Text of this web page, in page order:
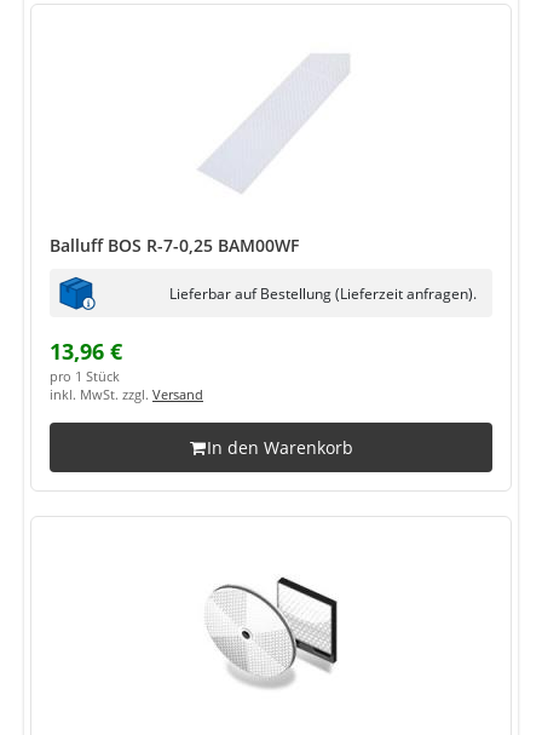
Balluff BOS R-7-0,25 BAM00WF
Lieferbar auf Bestellung (Lieferzeit anfragen).
13,96 €
pro 1 Stück
inkl. MwSt. zzgl. Versand
In den Warenkorb